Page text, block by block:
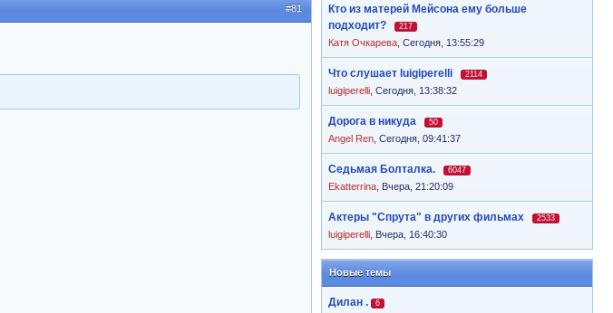
Кто из матерей Мейсона ему больше
подходит?
217
Катя Очкарева Сегодня, 13:55:29
Что слушает luigiperelli 2114
luigiperelli Сегодня, 13:38:32
Дорога в никуда 50
Angel Ren Сегодня, 09:41:37
Седьмая Болталка. 6047
Ekatterrina Вчера, 21:20:09
Актеры "Спрута" в других фильмах 2533
luigiperelli Вчера, 16:40:30
Новые темы
Дилан . 6
#81